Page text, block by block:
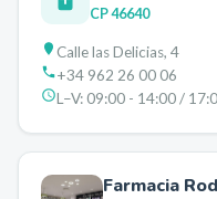
CP46640
Calle las Delicias, 4
+34 962 26 00 06
L–V:09:00 - 14:00 /
Farmacia